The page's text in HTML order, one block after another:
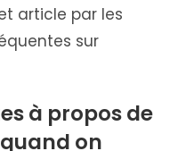
article par les
sur
à propos de
on